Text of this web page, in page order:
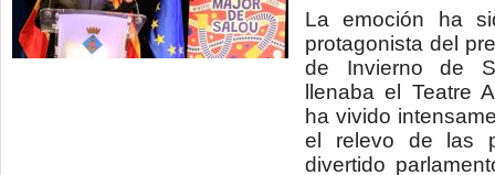
La emoción ha
protagonista del
de Invierno de
llenaba el Teatre
ha vivido
el relevo de las
divertido